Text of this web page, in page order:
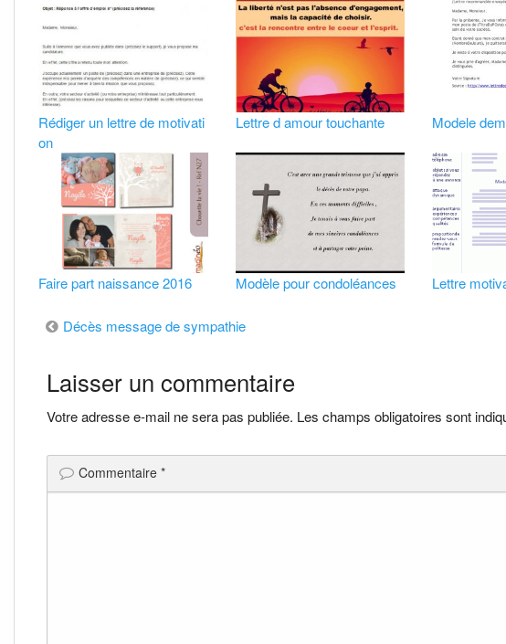
Rédiger un lettre de motivati
on
Lettre d amour touchante Modele
Faire part naissance 2016 Modèle pour condoléances Lettre
Navigation
de
l’article
Décès message de sympathie
Laisser un commentaire
Votre adresse e-mail ne sera pas publiée. Les champs obligatoires sont
Commentaire *